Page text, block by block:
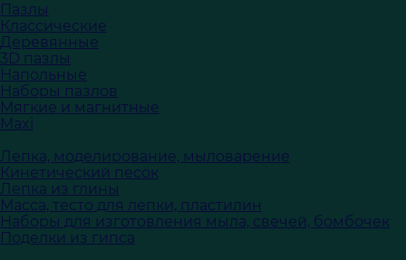
Пазлы
Классические
Деревянные
3D пазлы
Напольные
Наборы пазлов
Мягкие и магнитные
Maxi
Лепка, моделирование, мыловарение
Кинетический песок
Лепка из глины
Масса, тесто для лепки, пластилин
Наборы для изготовления мыла, свечей, бомбочек
Поделки из гипса